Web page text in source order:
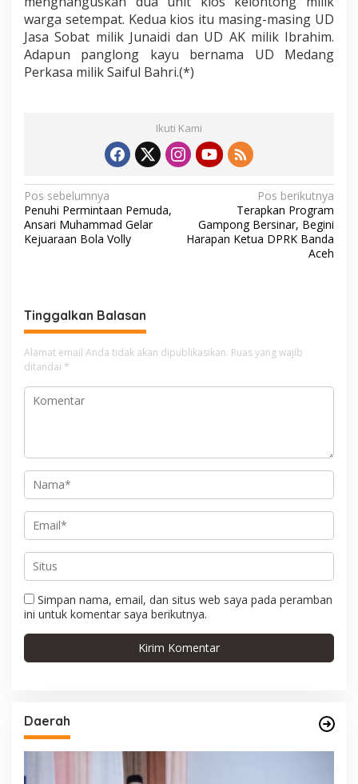
warga setempat. Kedua kios itu masing-masing UD
Jasa Sobat milik Junaidi dan UD AK milik Ibrahim.
Adapun panglong kayu bernama UD Medang
Perkasa milik Saiful Bahri.(*)
Ikuti Kami
N
a
v
a
s
i
p
o
Pos sebelumnya
Penuhi Permintaan Pemuda,
Ansari Muhammad Gelar
Kejuaraan Bola Volly
Pos berikutnya
Terapkan Program
Gampong Bersinar, Begini
Harapan Ketua DPRK Banda
Aceh
Tinggalkan Balasan
Alamat email Anda tidak akan dipublikasikan. Ruas yang wajib
ditandai *
Simpan nama, email, dan situs web saya pada peramban
ini untuk komentar saya berikutnya.
Daerah